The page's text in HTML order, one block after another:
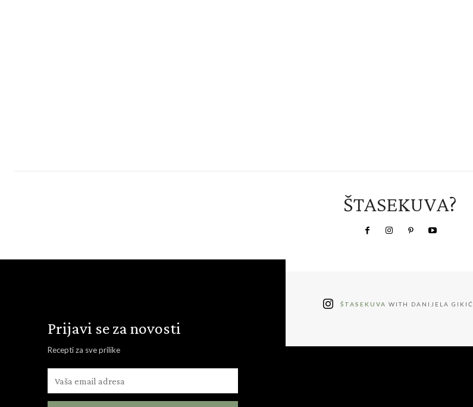
ŠTASEKUVA?
Prijavi se za novosti
Recepti za sve prilike
ŠTASEKUVA WITH DANIJELA GIKIĆ